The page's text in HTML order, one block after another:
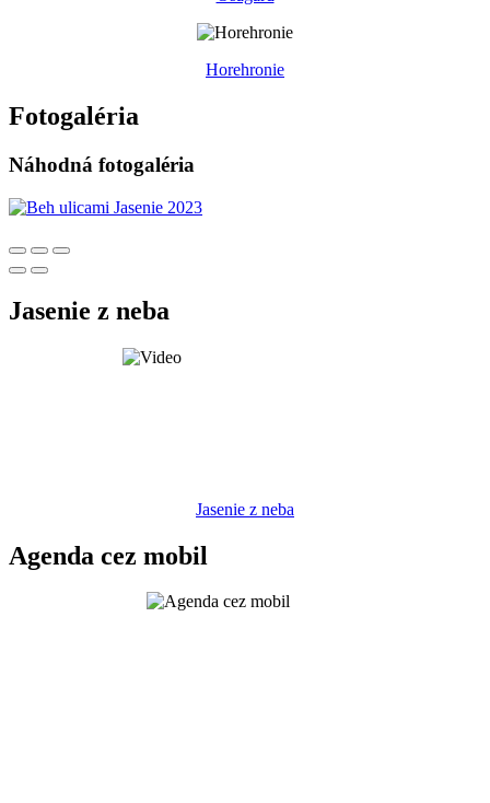
Horehronie
Fotogaléria
Náhodná fotogaléria
Jasenie z neba
Jasenie z neba
Agenda cez mobil